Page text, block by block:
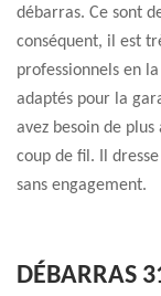
débarras. Ce sont
conséquent, il est
professionnels en
adaptés pour la
avez besoin de
coup de fil. Il
sans engagement.
DÉBARRAS